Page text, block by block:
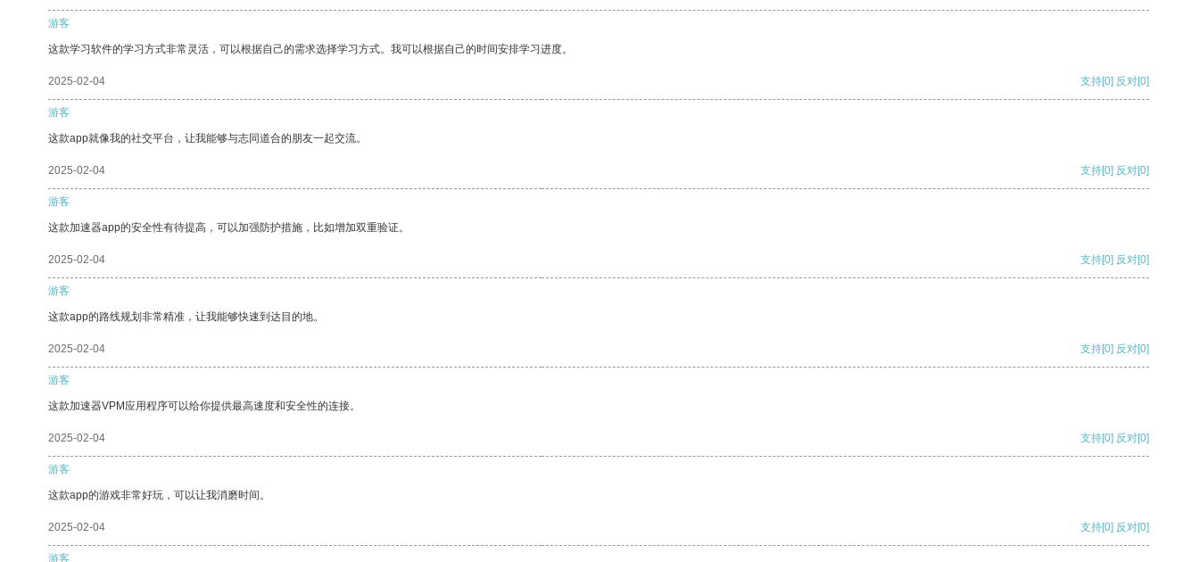
游客
这款学习软件的学习方式非常灵活，可以根据自己的需求选择学习方式。我可以根据自己的时间安排学习进度。
2025-02-04 支持[0] 反对[0]
游客
这款app就像我的社交平台，让我能够与志同道合的朋友一起交流。
2025-02-04 支持[0] 反对[0]
游客
这款加速器app的安全性有待提高，可以加强防护措施，比如增加双重验证。
2025-02-04 支持[0] 反对[0]
游客
这款app的路线规划非常精准，让我能够快速到达目的地。
2025-02-04 支持[0] 反对[0]
游客
这款加速器VPM应用程序可以给你提供最高速度和安全性的连接。
2025-02-04 支持[0] 反对[0]
游客
这款app的游戏非常好玩，可以让我消磨时间。
2025-02-04 支持[0] 反对[0]
游客